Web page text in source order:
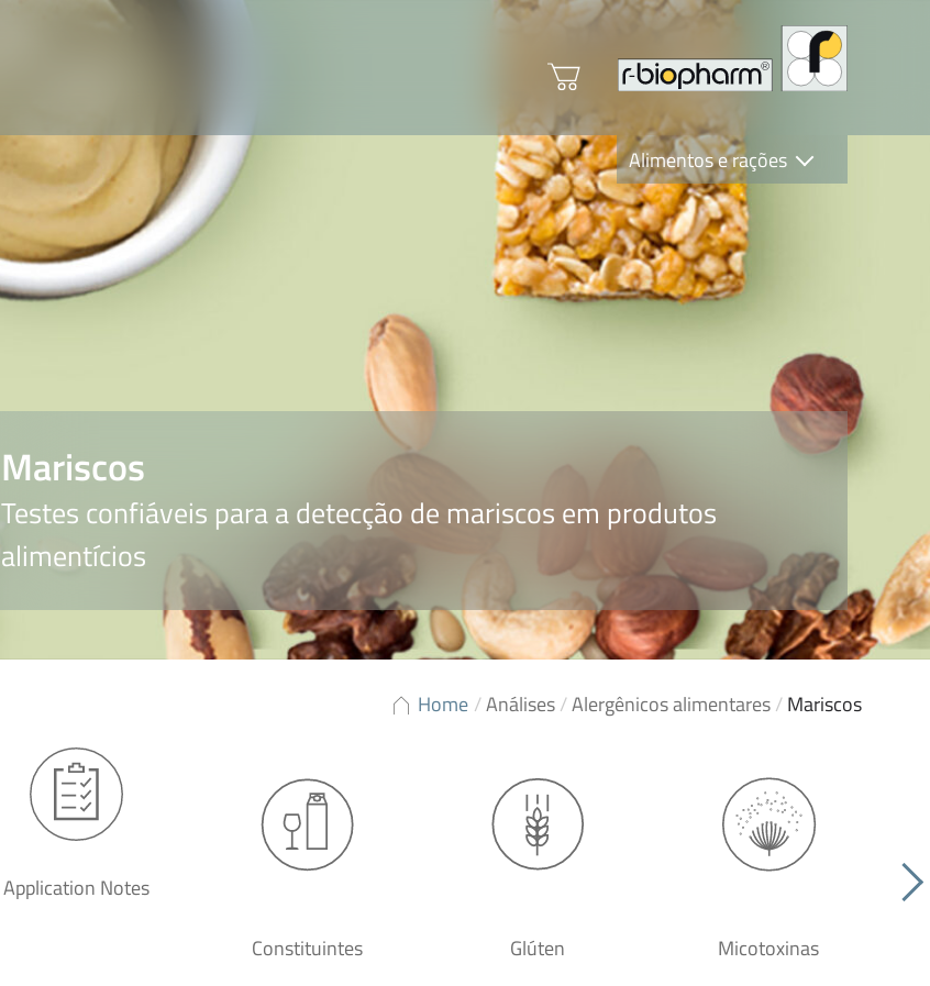
Alimentos e rações
Clinical Diagnostics
R-Biopharm AG
Nutrition Care
Mariscos
Testes confiáveis para a detecção de mariscos em produtos
alimentícios
Home /Análises/Alergênicos alimentares/Mariscos
Application Notes
Constituintes Glúten Micotoxinas